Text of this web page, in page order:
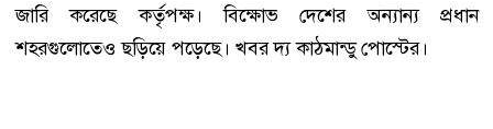
জারি করেছে কর্তৃপক্ষ। বিক্ষোভ দেশের অন্যান্য প্রধান
শহরগুলোতেও ছড়িয়ে পড়েছে। খবর দ্য কাঠমান্ডু পোস্টের।